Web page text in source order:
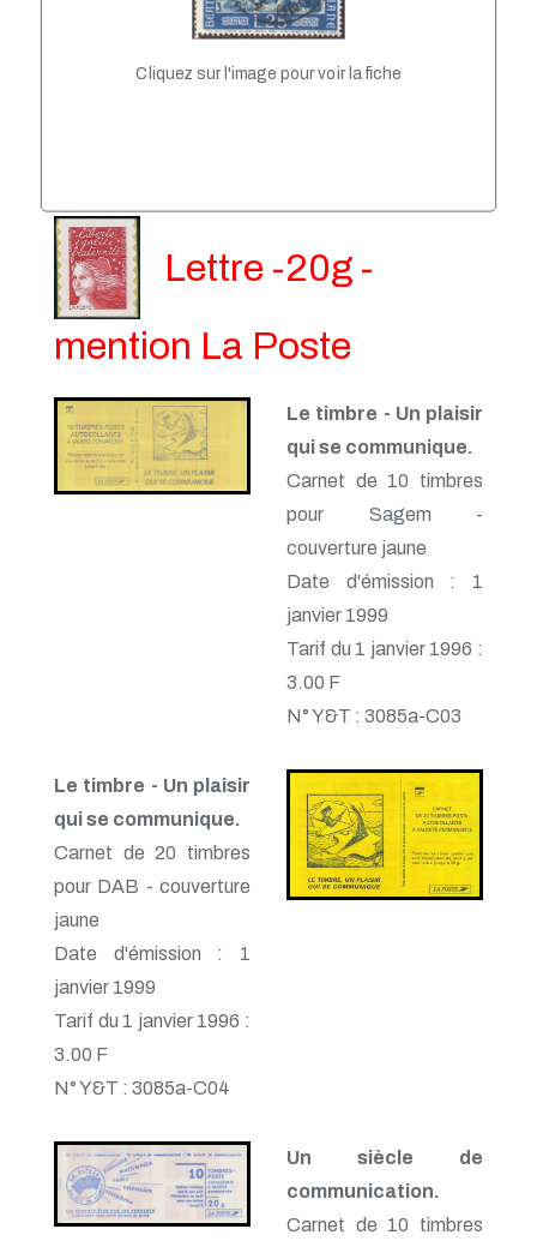
Année 2001
Année 1999
Année 1998
Année 1997
Cliquez sur l'image pour voir la fiche
Lettre -20g -
mention La Poste
Le timbre - Un plaisir
qui se communique.
Carnet de 10 timbres
pour Sagem -
couverture jaune
Date d'émission : 1
janvier 1999
Tarif du 1 janvier 1996 :
3.00 F
N° Y&T : 3085a-C03
Le timbre - Un plaisir
qui se communique.
Carnet de 20 timbres
pour DAB - couverture
jaune
Date d'émission : 1
janvier 1999
Tarif du 1 janvier 1996 :
3.00 F
N° Y&T : 3085a-C04
Un siècle de
communication.
Carnet de 10 timbres